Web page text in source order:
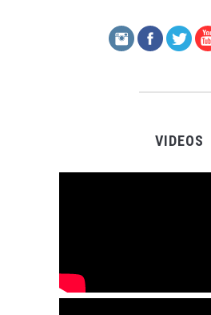
VIDEOS